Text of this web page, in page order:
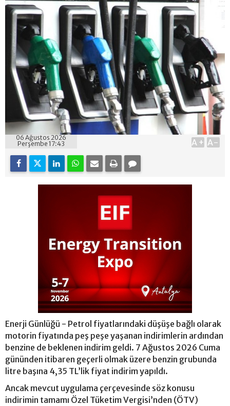
06 Ağustos 2026
Perşembe 17:43
A+ A-
Enerji Günlüğü - Petrol fiyatlarındaki düşüşe bağlı olarak
motorin fiyatında peş peşe yaşanan indirimlerin ardından
benzine de beklenen indirim geldi. 7 Ağustos 2026 Cuma
gününden itibaren geçerli olmak üzere benzin grubunda
litre başına 4,35 TL’lik fiyat indirim yapıldı.
Ancak mevcut uygulama çerçevesinde söz konusu
indirimin tamamı Özel Tüketim Vergisi’nden (ÖTV)